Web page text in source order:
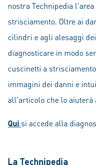
nostra Technipedia
strisciamento. Oltre ai
cilindri e agli alesaggi
diagnosticare in modo
cuscinetti a
immagini dei danni e
all'articolo che lo aiuterà
Qui si accede alla
La Technipedia